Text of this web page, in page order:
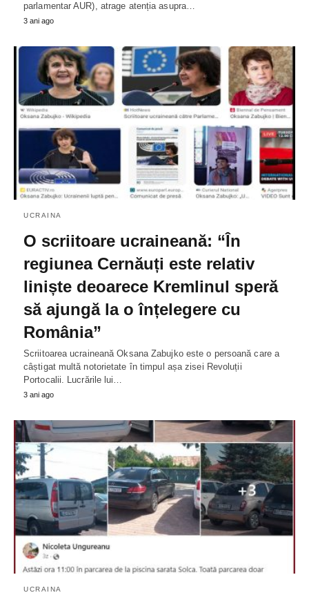
parlamentar AUR), atrage atenția asupra…
3 ani ago
UCRAINA
O scriitoare ucraineană: “În
regiunea Cernăuți este relativ
liniște deoarece Kremlinul speră
să ajungă la o înțelegere cu
România”
Scriitoarea ucraineană Oksana Zabujko este o persoană care a
câștigat multă notorietate în timpul așa zisei Revoluții
Portocalii. Lucrările lui…
3 ani ago
UCRAINA